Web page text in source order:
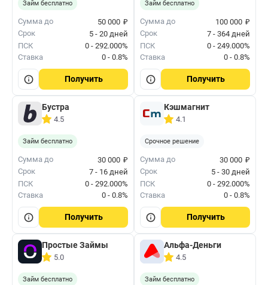
Займ бесплатно
Сумма до 50 000 ₽
Срок
5 - 20 дней
ПСК
0 - 292.000%
Ставка
0 - 0.8%
Получить
Займ бесплатно
Сумма до 100 000 ₽
Срок
7 - 364 дней
ПСК
0 - 249.000%
Ставка
0 - 0.8%
Получить
Бустра
4.5
Займ бесплатно
Сумма до 30 000 ₽
Срок
7 - 16 дней
ПСК
0 - 292.000%
Ставка
0 - 0.8%
Получить
Кэшмагнит
4.1
Срочное решение
Сумма до 30 000 ₽
Срок
5 - 30 дней
ПСК
0 - 292.000%
Ставка
0 - 0.8%
Получить
Простые Займы
5.0
Займ бесплатно
Альфа-Деньги
4.5
Займ бесплатно